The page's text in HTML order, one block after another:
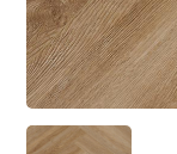
Ваши
Ваши